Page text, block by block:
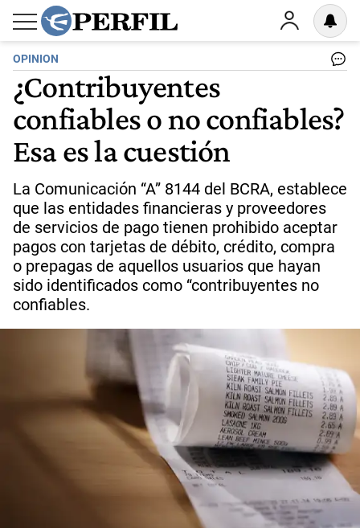
OPINION
¿Contribuyentes
confiables o no confiables?
Esa es la cuestión
La Comunicación “A” 8144 del BCRA, establece
que las entidades financieras y proveedores
de servicios de pago tienen prohibido aceptar
pagos con tarjetas de débito, crédito, compra
o prepagas de aquellos usuarios que hayan
sido identificados como “contribuyentes no
confiables.